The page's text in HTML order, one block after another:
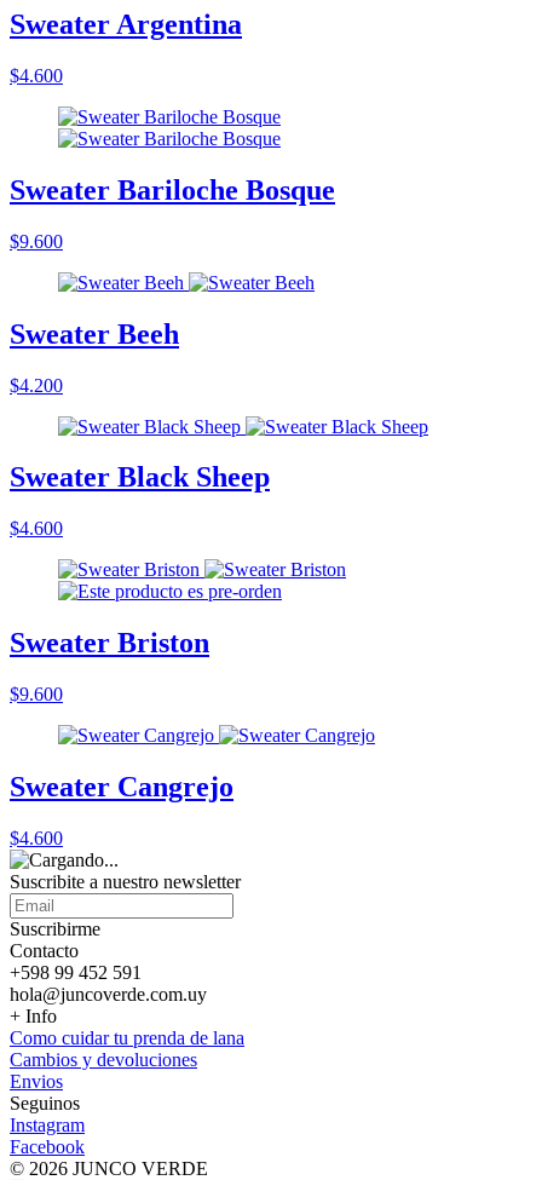
Sweater Argentina
$4.600
Sweater Bariloche Bosque
$9.600
Sweater Beeh
$4.200
Sweater Black Sheep
$4.600
Sweater Briston
$9.600
Sweater Cangrejo
$4.600
Suscribite a nuestro newsletter
Suscribirme
Contacto
+598 99 452 591
hola@juncoverde.com.uy
+ Info
Como cuidar tu prenda de lana
Cambios y devoluciones
Envios
Seguinos
Instagram
Facebook
© 2026 JUNCO VERDE